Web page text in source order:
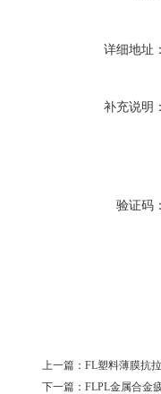
详细地址
补充说明
验证码
上一篇： FL塑料薄膜抗
下一篇： FLPL金属合金